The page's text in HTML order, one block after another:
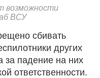
возможности
ВСУ
сбивать
других
падение на них
ответственности.